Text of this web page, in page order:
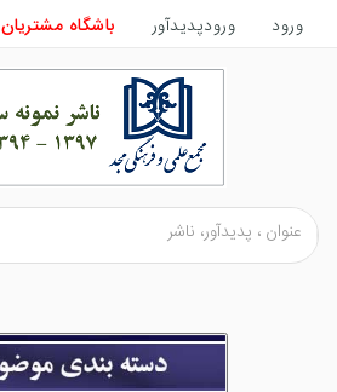
ورود ورودپدیدآور باشگاه مشتریان